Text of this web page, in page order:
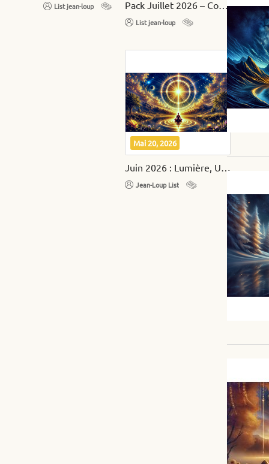
List jean-loup Pack Juillet 2026 – Conscience, Sirius et Éveil Spirituel
List jean-loup
Mai 20, 2026
Juin 2026 : Lumière, Union Sacrée et Élévation Intérieure
Jean-Loup List